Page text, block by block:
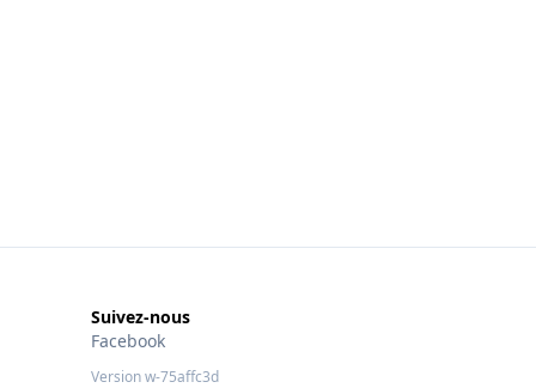
Suivez-nous
Facebook
Version w-75affc3d